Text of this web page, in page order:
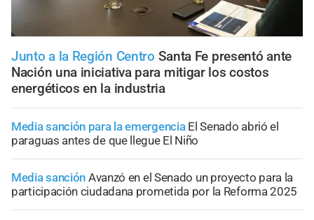
Junto a la Región Centro Santa Fe presentó ante
Nación una iniciativa para mitigar los costos
energéticos en la industria
Media sanción para la emergencia El Senado abrió el
paraguas antes de que llegue El Niño
Media sanción Avanzó en el Senado un proyecto para la
participación ciudadana prometida por la Reforma 2025